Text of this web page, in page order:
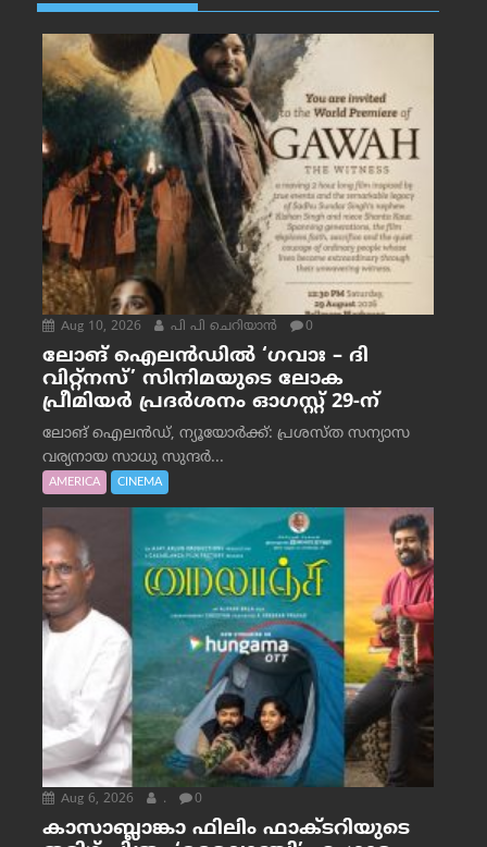
Aug 10, 2026 പി പി ചെറിയാൻ 0
ലോങ് ഐലൻഡിൽ ‘ഗവാഃ – ദി
വിറ്റ്‌നസ്’ സിനിമയുടെ ലോക
പ്രീമിയർ പ്രദർശനം ഓഗസ്റ്റ് 29-ന്
ലോങ് ഐലൻഡ്, ന്യൂയോർക്ക്: പ്രശസ്ത സന്യാസ
വര്യനായ സാധു സുന്ദർ...
AMERICA CINEMA
Aug 6, 2026 . 0
കാസാബ്ലാങ്കാ ഫിലിം ഫാക്ടറിയുടെ